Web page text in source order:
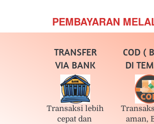
PEMBAYARAN
TRANSFER
VIA BANK
Transaksi lebih
cepat dan
COD (
DI
aman,